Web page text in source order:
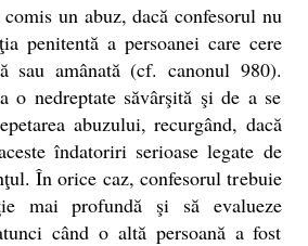
un abuz, dacă confesorul nu
penitentă a persoanei care cere
sau amânată (cf. canonul 980).
o nedreptate săvârşită şi de a se
abuzului, recurgând, dacă
îndatoriri serioase legate de
În orice caz, confesorul trebuie
mai profundă şi să evalueze
când o altă persoană a fost